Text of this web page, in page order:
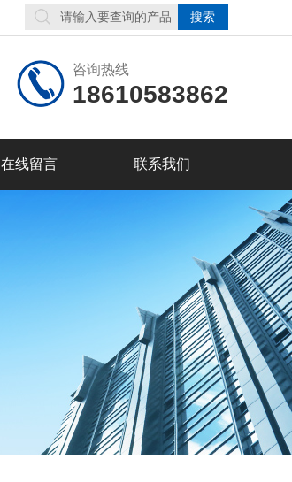
咨询热线
18610583862
在线留言 联系我们